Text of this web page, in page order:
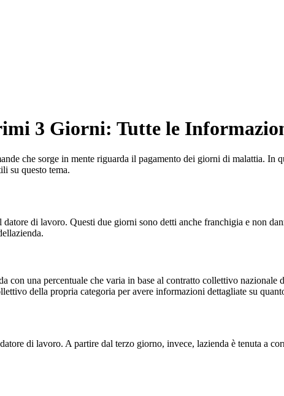
3 Giorni: Tutte le
che sorge in mente riguarda il pagamento dei giorni di malattia. In
su questo tema.
di lavoro. Questi due giorni sono detti anche franchigia e non
una percentuale che varia in base al contratto collettivo nazionale
della propria categoria per avere informazioni dettagliate su
di lavoro. A partire dal terzo giorno, invece, lazienda è tenuta a